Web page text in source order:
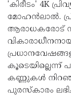
'കിരീടം' 4K
മോഹൻലാൽ.
ആരാധകരോട്
കൂടെയില്ലെന്ന്
കണ്ണുകൾ
പുരസ്‌കാരം